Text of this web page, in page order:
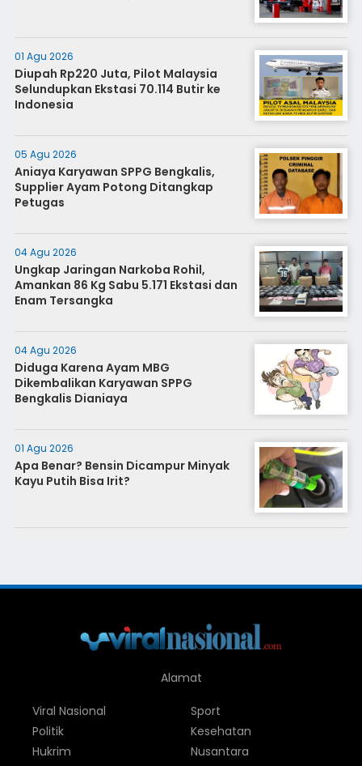
01 Agu 2026
Diupah Rp220 Juta, Pilot Malaysia
Selundupkan Ekstasi 70.114 Butir ke
Indonesia
05 Agu 2026
Aniaya Karyawan SPPG Bengkalis,
Supplier Ayam Potong Ditangkap
Petugas
04 Agu 2026
Ungkap Jaringan Narkoba Rohil,
Amankan 86 Kg Sabu 5.171 Ekstasi dan
Enam Tersangka
04 Agu 2026
Diduga Karena Ayam MBG
Dikembalikan Karyawan SPPG
Bengkalis Dianiaya
01 Agu 2026
Apa Benar? Bensin Dicampur Minyak
Kayu Putih Bisa Irit?
Alamat
Viral Nasional
Politik
Hukrim
Sport
Kesehatan
Nusantara